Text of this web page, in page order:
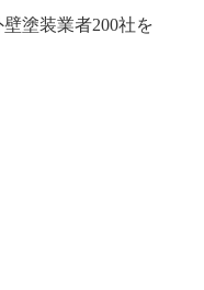
塗装業者200社を